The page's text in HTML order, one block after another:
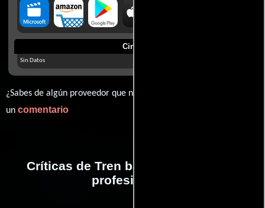
Cines
Sin Datos
¿Sabes de algún proveedor que no estamos mostrando? déjanos
un comentario
Críticas de Tren bala realizadas por
profesionales